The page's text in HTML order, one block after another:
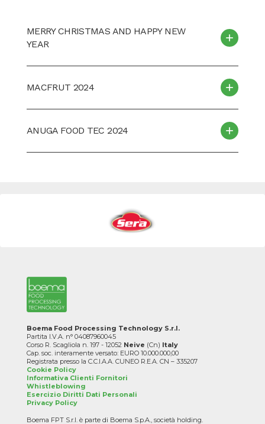
MERRY CHRISTMAS AND HAPPY NEW
YEAR
MACFRUT 2024
ANUGA FOOD TEC 2024
Boema Food Processing Technology S.r.l.
Partita I.V.A. n° 04087960045
Corso R. Scagliola n. 197 - 12052 Neive (Cn) Italy
Cap. soc. interamente versato: EURO 10.000.000,00
Registrata presso la C.C.I.A.A. CUNEO R.E.A. CN – 335207
Cookie Policy
Informativa Clienti Fornitori
Whistleblowing
Esercizio Diritti Dati Personali
Privacy Policy
Boema FPT S.r.l. è parte di Boema S.p.A., società holding.